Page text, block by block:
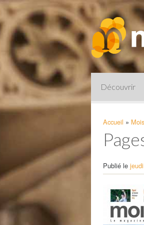
Découvrir
Accueil »
Publié le